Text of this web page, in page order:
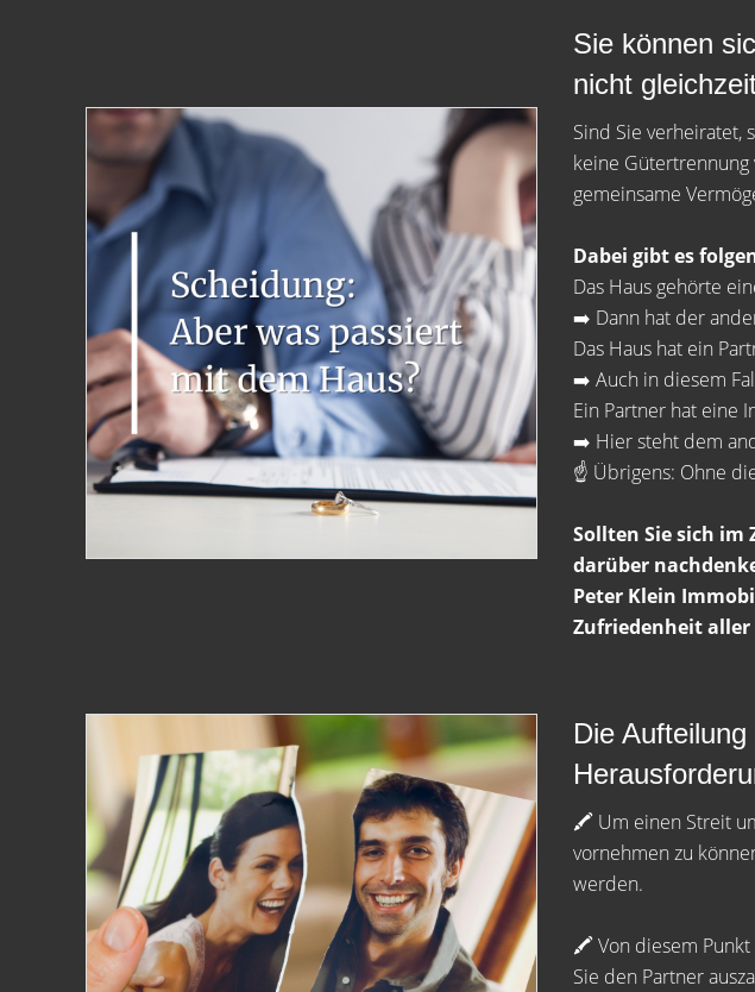
Sie können
nicht
Sind Sie verheiratet,
keine Gütertrennung
gemeinsame
Dabei gibt es
Das Haus gehörte
➡️ Dann hat der
Das Haus hat ein
➡️ Auch in diesem
Ein Partner hat eine
➡️ Hier steht dem
☝️ Übrigens: Ohne
Sollten Sie sich im
darüber
Peter Klein
Zufriedenheit
Die
🖍 Um einen Streit
vornehmen zu
werden.
🖍 Von diesem Punkt
Sie den Partner